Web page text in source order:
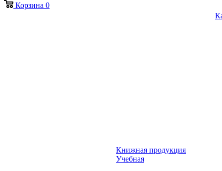
Корзина 0
Книжная продукция
Учебная